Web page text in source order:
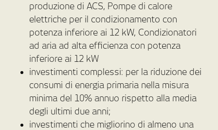
produzione di ACS, Pompe di calore
elettriche per il condizionamento con
potenza inferiore ai 12 kW, Condizionatori
ad aria ad alta efficienza con potenza
inferiore ai 12 kW
investimenti complessi: per la riduzione dei
consumi di energia primaria nella misura
minima del 10% annuo rispetto alla media
degli ultimi due anni;
investimenti che migliorino di almeno una